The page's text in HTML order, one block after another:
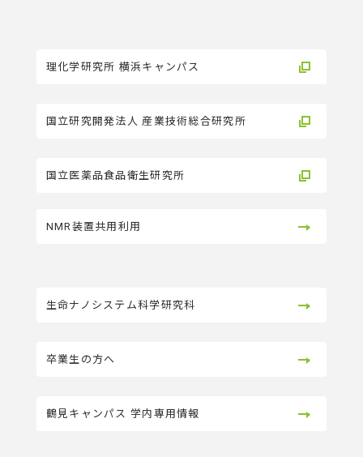
理化学研究所 横浜キャンパス
国立研究開発法人 産業技術総合研究所
国立医薬品食品衛生研究所
NMR装置共用利用
生命ナノシステム科学研究科
卒業生の方へ
鶴見キャンパス 学内専用情報